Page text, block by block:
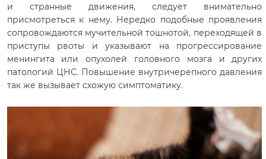
и странные движения, следует внимательно
присмотреться к нему. Нередко подобные проявления
сопровождаются мучительной тошнотой, переходящей в
приступы рвоты и указывают на прогрессирование
менингита или опухолей головного мозга и других
патологий ЦНС. Повышение внутричерепного давления
так же вызывает схожую симптоматику.